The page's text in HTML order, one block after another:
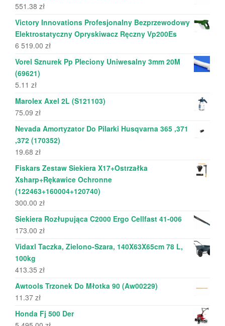
551.38 zł
Victory Innovations Profesjonalny Bezprzewodowy
Elektrostatyczny Opryskiwacz Ręczny Vp200Es
6 519.00 zł
Vorel Sznurek Pp Pleciony Uniwesalny 3mm 20M
(69621)
5.11 zł
Marolex Axel 2L (S121103)
75.09 zł
Nevada Amortyzator Do Pilarki Husqvarna 365 ,371
,372 (170352)
19.68 zł
Fiskars Zestaw Siekiera X17+Ostrzałka
Xsharp+Rękawice Ochronne
(122463+160004+120740)
300.00 zł
Siekiera Rozłupująca C2000 Ergo Cellfast 41-006
173.00 zł
Vidaxl Taczka, Zielono-Szara, 140X63X65cm 78 L,
100kg
413.35 zł
Awtools Trzonek Do Młotka 90 (Aw00229)
11.37 zł
Honda Fj 500 Der